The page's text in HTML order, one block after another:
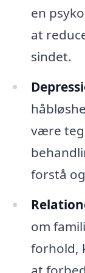
en
at
sindet.
være
forstå
om
forhold,